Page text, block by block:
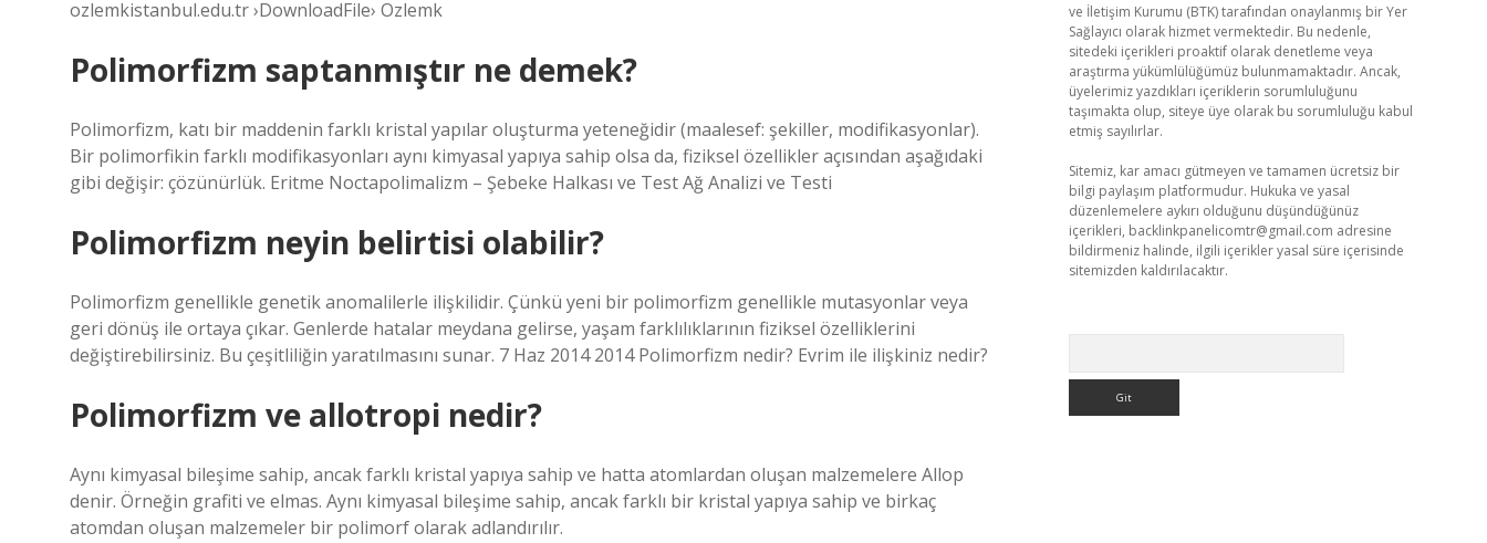
ozlemkistanbul.edu.tr ›DownloadFile› Ozlemk
Polimorfizm saptanmıştır ne demek?
Polimorfizm, katı bir maddenin farklı kristal yapılar oluşturma yeteneğidir (maalesef: şekiller, modifikasyonlar).
Bir polimorfikin farklı modifikasyonları aynı kimyasal yapıya sahip olsa da, fiziksel özellikler açısından aşağıdaki
gibi değişir: çözünürlük. Eritme Noctapolimalizm – Şebeke Halkası ve Test Ağ Analizi ve Testi
Polimorfizm neyin belirtisi olabilir?
Polimorfizm genellikle genetik anomalilerle ilişkilidir. Çünkü yeni bir polimorfizm genellikle mutasyonlar veya
geri dönüş ile ortaya çıkar. Genlerde hatalar meydana gelirse, yaşam farklılıklarının fiziksel özelliklerini
değiştirebilirsiniz. Bu çeşitliliğin yaratılmasını sunar. 7 Haz 2014 2014 Polimorfizm nedir? Evrim ile ilişkiniz nedir?
Polimorfizm ve allotropi nedir?
Aynı kimyasal bileşime sahip, ancak farklı kristal yapıya sahip ve hatta atomlardan oluşan malzemelere Allop
denir. Örneğin grafiti ve elmas. Aynı kimyasal bileşime sahip, ancak farklı bir kristal yapıya sahip ve birkaç
atomdan oluşan malzemeler bir polimorf olarak adlandırılır.
ve İletişim Kurumu (BTK) tarafından onaylanmış bir Yer
Sağlayıcı olarak hizmet vermektedir. Bu nedenle,
sitedeki içerikleri proaktif olarak denetleme veya
araştırma yükümlülüğümüz bulunmamaktadır. Ancak,
üyelerimiz yazdıkları içeriklerin sorumluluğunu
taşımakta olup, siteye üye olarak bu sorumluluğu kabul
etmiş sayılırlar.
Sitemiz, kar amacı gütmeyen ve tamamen ücretsiz bir
bilgi paylaşım platformudur. Hukuka ve yasal
düzenlemelere aykırı olduğunu düşündüğünüz
içerikleri, backlinkpanelicomtr@gmail.com adresine
bildirmeniz halinde, ilgili içerikler yasal süre içerisinde
sitemizden kaldırılacaktır.